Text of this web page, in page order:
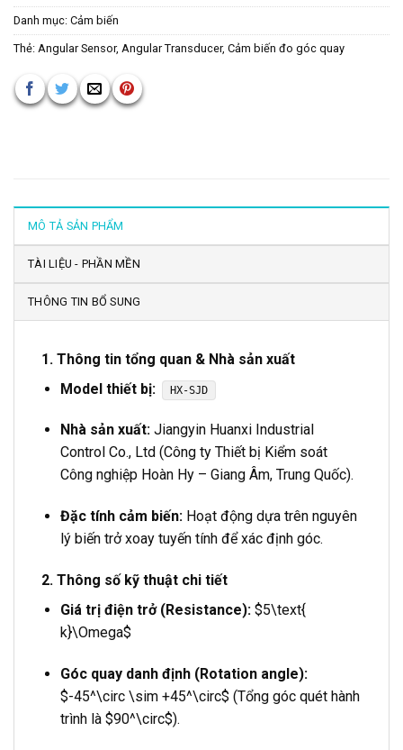
Danh mục: Cảm biến
Thẻ: Angular Sensor, Angular Transducer, Cảm biến đo góc quay
MÔ TẢ SẢN PHẨM
TÀI LIỆU - PHẦN MỀN
THÔNG TIN BỔ SUNG
1. Thông tin tổng quan & Nhà sản xuất
Model thiết bị:
HX-SJD
Nhà sản xuất:Jiangyin Huanxi Industrial
Control Co., Ltd (Công ty Thiết bị Kiểm soát
Công nghiệp Hoàn Hy – Giang Âm, Trung Quốc).
Đặc tính cảm biến:Hoạt động dựa trên nguyên
lý biến trở xoay tuyến tính để xác định góc.
2. Thông số kỹ thuật chi tiết
Giá trị điện trở (Resistance): $5\text{
k}\Omega$
Góc quay danh định (Rotation angle):
$-45^\circ \sim +45^\circ$ (Tổng góc quét hành
trình là $90^\circ$).